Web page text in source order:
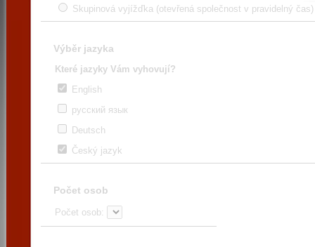
Skupinová vyjížďka (otevřená společnost v pravidelný čas)
Výběr jazyka
Které jazyky Vám vyhovují?
English
русский язык
Deutsch
Český jazyk
Počet osob
Počet osob: